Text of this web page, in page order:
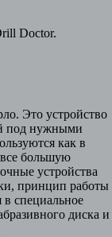
Doctor.
Это устройство
под нужными
как в
большую
устройства
принцип работы
специальное
диска и